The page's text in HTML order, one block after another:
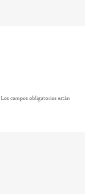
Los campos obligatorios están